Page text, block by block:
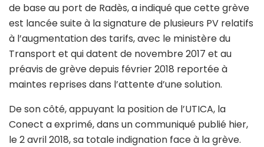
de base au port de Radès, a indiqué que cette grève
est lancée suite à la signature de plusieurs PV relatifs
à l’augmentation des tarifs, avec le ministère du
Transport et qui datent de novembre 2017 et au
préavis de grève depuis février 2018 reportée à
maintes reprises dans l’attente d’une solution.
De son côté, appuyant la position de l’UTICA, la
Conect a exprimé, dans un communiqué publié hier,
le 2 avril 2018, sa totale indignation face à la grève.